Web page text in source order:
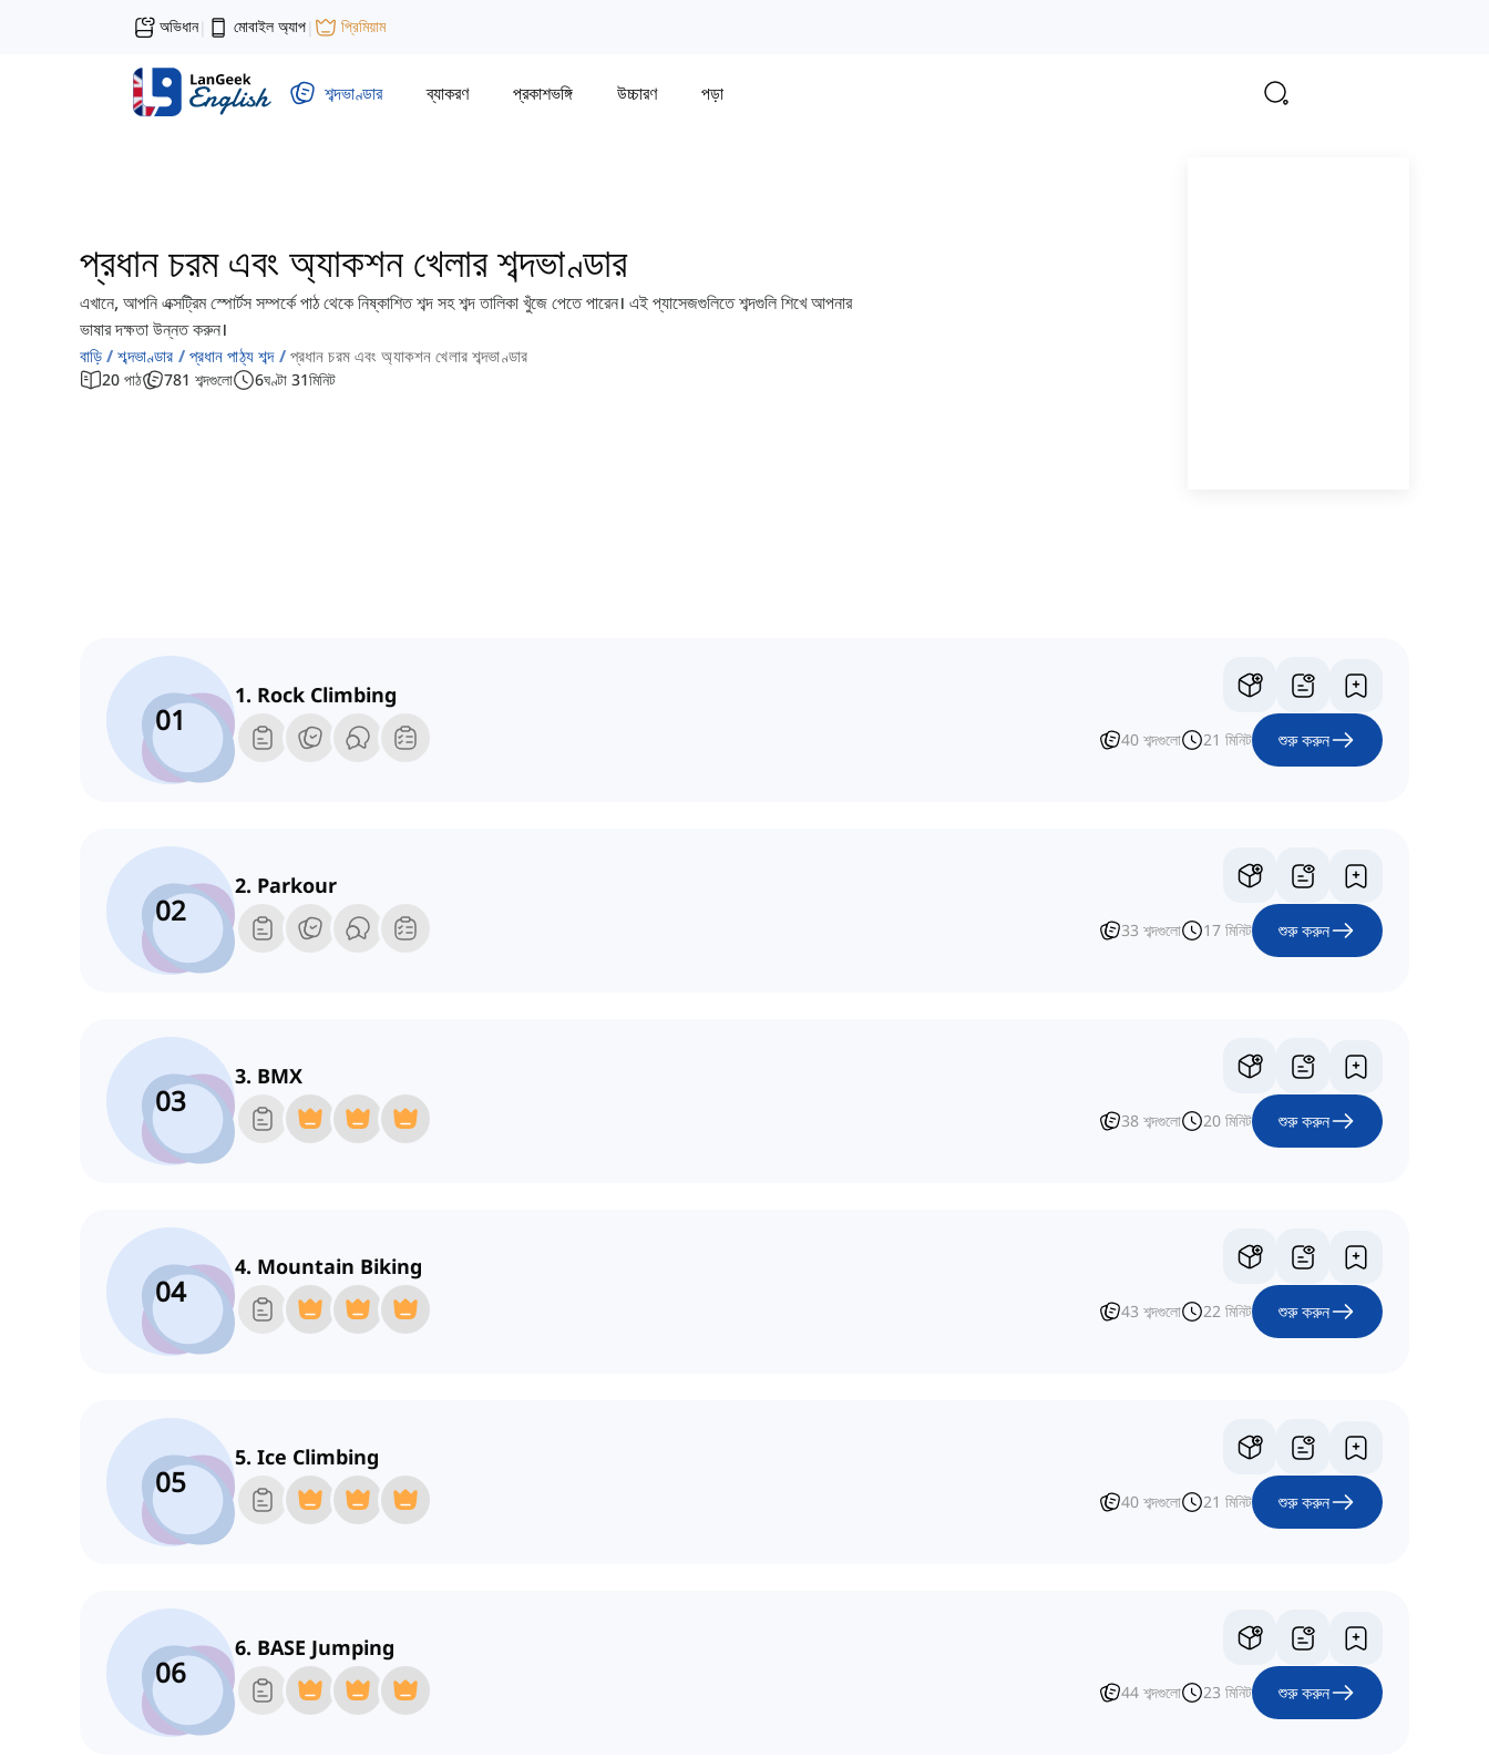
অভিধান| মোবাইল অ্যাপ| প্রিমিয়াম
শব্দভাণ্ডার ব্যাকরণ প্রকাশভঙ্গি উচ্চারণ পড়া
প্রধান চরম এবং অ্যাকশন খেলার শব্দভাণ্ডার
এখানে, আপনি এক্সট্রিম স্পোর্টস সম্পর্কে পাঠ থেকে নিষ্কাশিত শব্দ সহ শব্দ তালিকা খুঁজে পেতে পারেন। এই প্যাসেজগুলিতে শব্দগুলি শিখে আপনার
ভাষার দক্ষতা উন্নত করুন।
বাড়ি শব্দভাণ্ডার প্রধান পাঠ্য শব্দ প্রধান চরম এবং অ্যাকশন খেলার শব্দভাণ্ডার
20 পাঠ 781 শব্দগুলো 6ঘণ্টা 31মিনিট
01
1. Rock Climbing
40 শব্দগুলো 21 মিনিট শুরু করুন
02
2. Parkour
33 শব্দগুলো 17 মিনিট শুরু করুন
03
3. BMX
38 শব্দগুলো 20 মিনিট শুরু করুন
04
4. Mountain Biking
43 শব্দগুলো 22 মিনিট শুরু করুন
05
5. Ice Climbing
40 শব্দগুলো 21 মিনিট শুরু করুন
06
6. BASE Jumping
44 শব্দগুলো 23 মিনিট শুরু করুন